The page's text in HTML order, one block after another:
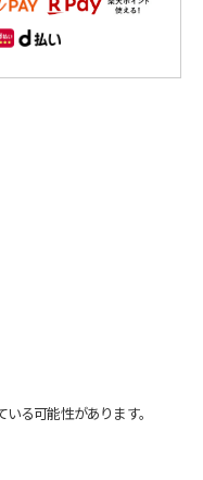
る可能性があります。